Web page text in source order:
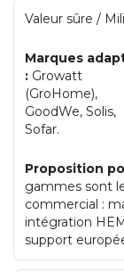
Valeur sûre /
Marques
: Growatt
(GroHome),
GoodWe, Solis,
Sofar.
Proposition
gammes sont
commercial :
intégration
support